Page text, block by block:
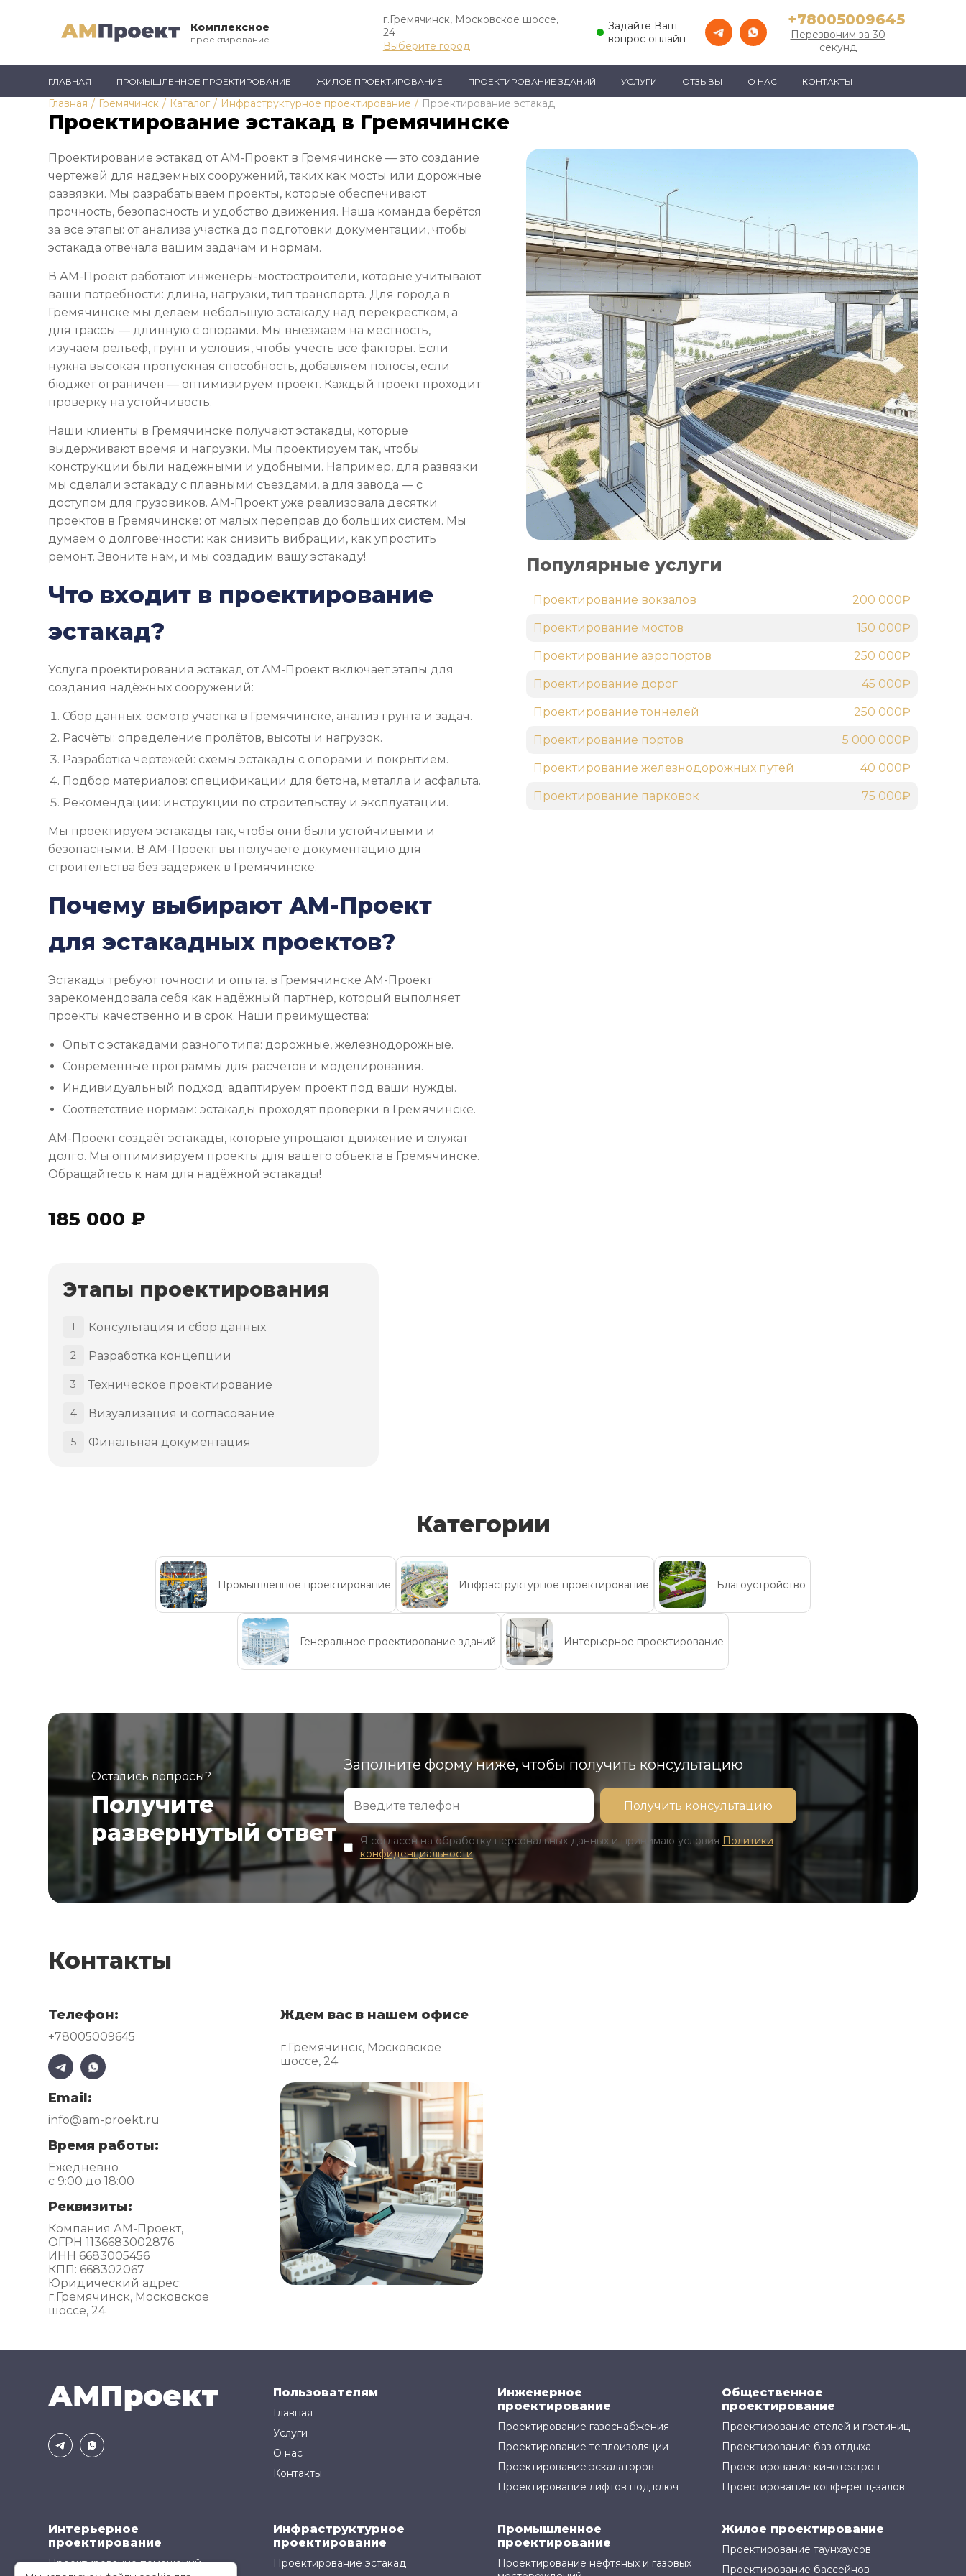
Комплексное
проектирование
г.Гремячинск, Московское шоссе,
24
Выберите город
Задайте Ваш
вопрос онлайн
+78005009645
Перезвоним за 30
секунд
ГЛАВНАЯ ПРОМЫШЛЕННОЕ ПРОЕКТИРОВАНИЕ ЖИЛОЕ ПРОЕКТИРОВАНИЕ ПРОЕКТИРОВАНИЕ ЗДАНИЙ УСЛУГИ ОТЗЫВЫ О НАС КОНТАКТЫ
Главная / Гремячинск / Каталог / Инфраструктурное проектирование / Проектирование эстакад
Проектирование эстакад в Гремячинске
Проектирование эстакад от АМ-Проект в Гремячинске — это создание
чертежей для надземных сооружений, таких как мосты или дорожные
развязки. Мы разрабатываем проекты, которые обеспечивают
прочность, безопасность и удобство движения. Наша команда берётся
за все этапы: от анализа участка до подготовки документации, чтобы
эстакада отвечала вашим задачам и нормам.
В АМ-Проект работают инженеры-мостостроители, которые учитывают
ваши потребности: длина, нагрузки, тип транспорта. Для города в
Гремячинске мы делаем небольшую эстакаду над перекрёстком, а
для трассы — длинную с опорами. Мы выезжаем на местность,
изучаем рельеф, грунт и условия, чтобы учесть все факторы. Если
нужна высокая пропускная способность, добавляем полосы, если
бюджет ограничен — оптимизируем проект. Каждый проект проходит
проверку на устойчивость.
Наши клиенты в Гремячинске получают эстакады, которые
выдерживают время и нагрузки. Мы проектируем так, чтобы
конструкции были надёжными и удобными. Например, для развязки
мы сделали эстакаду с плавными съездами, а для завода — с
доступом для грузовиков. АМ-Проект уже реализовала десятки
проектов в Гремячинске: от малых переправ до больших систем. Мы
думаем о долговечности: как снизить вибрации, как упростить
ремонт. Звоните нам, и мы создадим вашу эстакаду!
Что входит в проектирование
эстакад?
Услуга проектирования эстакад от АМ-Проект включает этапы для
создания надёжных сооружений:
Сбор данных: осмотр участка в Гремячинске, анализ грунта и задач.
Расчёты: определение пролётов, высоты и нагрузок.
Разработка чертежей: схемы эстакады с опорами и покрытием.
Подбор материалов: спецификации для бетона, металла и асфальта.
Рекомендации: инструкции по строительству и эксплуатации.
Мы проектируем эстакады так, чтобы они были устойчивыми и
безопасными. В АМ-Проект вы получаете документацию для
строительства без задержек в Гремячинске.
Почему выбирают АМ-Проект
для эстакадных проектов?
Эстакады требуют точности и опыта. в Гремячинске АМ-Проект
зарекомендовала себя как надёжный партнёр, который выполняет
проекты качественно и в срок. Наши преимущества:
Опыт с эстакадами разного типа: дорожные, железнодорожные.
Современные программы для расчётов и моделирования.
Индивидуальный подход: адаптируем проект под ваши нужды.
Соответствие нормам: эстакады проходят проверки в Гремячинске.
АМ-Проект создаёт эстакады, которые упрощают движение и служат
долго. Мы оптимизируем проекты для вашего объекта в Гремячинске.
Обращайтесь к нам для надёжной эстакады!
185 000 ₽
Популярные услуги
Проектирование вокзалов 200 000₽
Проектирование мостов 150 000₽
Проектирование аэропортов 250 000₽
Проектирование дорог 45 000₽
Проектирование тоннелей 250 000₽
Проектирование портов 5 000 000₽
Проектирование железнодорожных путей 40 000₽
Проектирование парковок 75 000₽
Этапы проектирования
1 Консультация и сбор данных
2 Разработка концепции
3 Техническое проектирование
4 Визуализация и согласование
5 Финальная документация
Категории
Промышленное проектирование Инфраструктурное проектирование Благоустройство
Генеральное проектирование зданий Интерьерное проектирование
Остались вопросы?
Получите
развернутый ответ
Заполните форму ниже, чтобы получить консультацию
Я согласен на обработку персональных данных и принимаю условия Политики
конфиденциальности
Контакты
Телефон:
+78005009645
Email:
info@am-proekt.ru
Время работы:
Ежедневно
с 9:00 до 18:00
Реквизиты:
Компания АМ-Проект,
ОГРН 1136683002876
ИНН 6683005456
КПП: 668302067
Юридический адрес:
г.Гремячинск, Московское
шоссе, 24
Ждем вас в нашем офисе
г.Гремячинск, Московское
шоссе, 24
Пользователям
Главная
Услуги
О нас
Контакты
Инженерное
проектирование
Проектирование газоснабжения
Проектирование теплоизоляции
Проектирование эскалаторов
Проектирование лифтов под ключ
Общественное
проектирование
Проектирование отелей и гостиниц
Проектирование баз отдыха
Проектирование кинотеатров
Проектирование конференц-залов
Интерьерное
проектирование
Проектирование помещений
Инфраструктурное
проектирование
Проектирование эстакад
Промышленное
проектирование
Проектирование нефтяных и газовых
Жилое проектирование
Проектирование таунхаусов
Проектирование бассейнов